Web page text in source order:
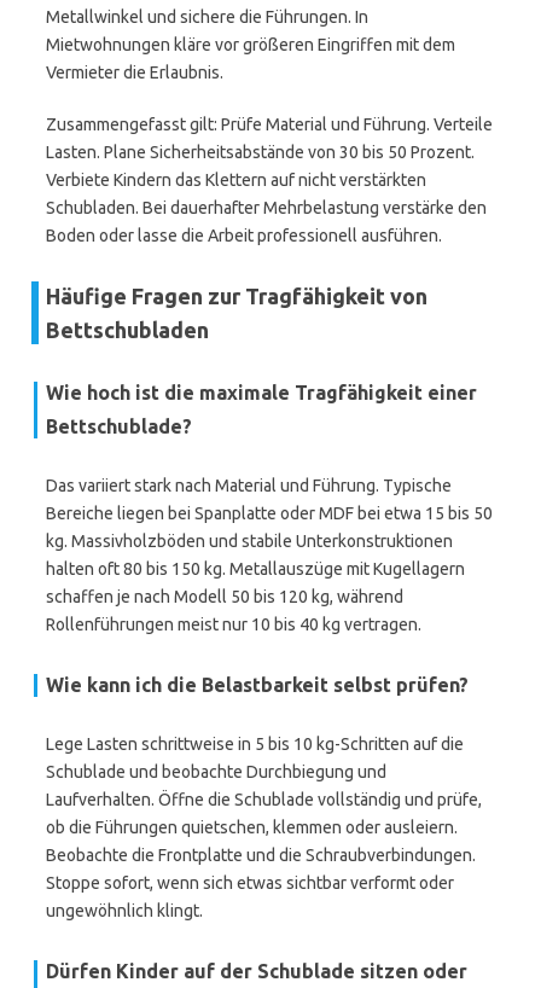
Metallwinkel und sichere die Führungen. In
Mietwohnungen kläre vor größeren Eingriffen mit dem
Vermieter die Erlaubnis.
Zusammengefasst gilt: Prüfe Material und Führung. Verteile
Lasten. Plane Sicherheitsabstände von 30 bis 50 Prozent.
Verbiete Kindern das Klettern auf nicht verstärkten
Schubladen. Bei dauerhafter Mehrbelastung verstärke den
Boden oder lasse die Arbeit professionell ausführen.
Häufige Fragen zur Tragfähigkeit von
Bettschubladen
Wie hoch ist die maximale Tragfähigkeit einer
Bettschublade?
Das variiert stark nach Material und Führung. Typische
Bereiche liegen bei Spanplatte oder MDF bei etwa 15 bis 50
kg. Massivholzböden und stabile Unterkonstruktionen
halten oft 80 bis 150 kg. Metallauszüge mit Kugellagern
schaffen je nach Modell 50 bis 120 kg, während
Rollenführungen meist nur 10 bis 40 kg vertragen.
Wie kann ich die Belastbarkeit selbst prüfen?
Lege Lasten schrittweise in 5 bis 10 kg-Schritten auf die
Schublade und beobachte Durchbiegung und
Laufverhalten. Öffne die Schublade vollständig und prüfe,
ob die Führungen quietschen, klemmen oder ausleiern.
Beobachte die Frontplatte und die Schraubverbindungen.
Stoppe sofort, wenn sich etwas sichtbar verformt oder
ungewöhnlich klingt.
Dürfen Kinder auf der Schublade sitzen oder